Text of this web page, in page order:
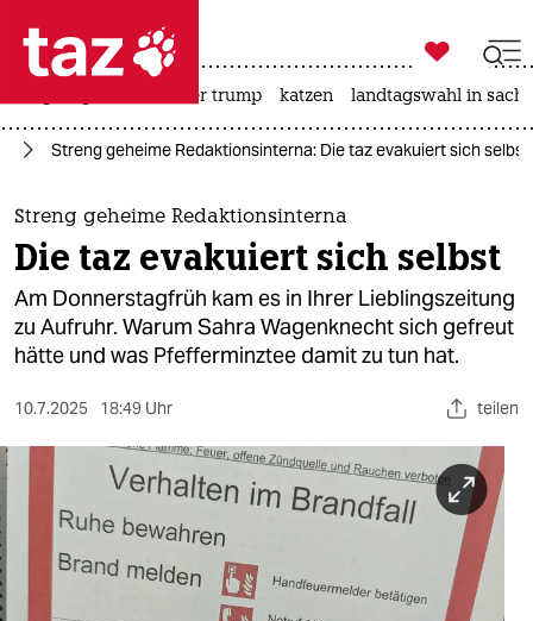
 taz zahl ich
taz zahl ich
themen
politik
öko
sport
berlin

taz zahl ich
usa unter trump katzen landtagswahl in
Streng geheime Redaktionsinterna: Die taz evakuiert sich selbst​
Streng geheime Redaktionsinterna
Die taz evakuiert sich selbst​
Am Donnerstagfrüh kam es in Ihrer Lieblingszeitung
zu Aufruhr. Warum Sahra Wagenknecht sich gefreut
hätte und was Pfefferminztee damit zu tun hat.
10.7.2025 18:49 Uhr teilen